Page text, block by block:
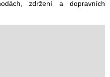
zdržení a dopravních